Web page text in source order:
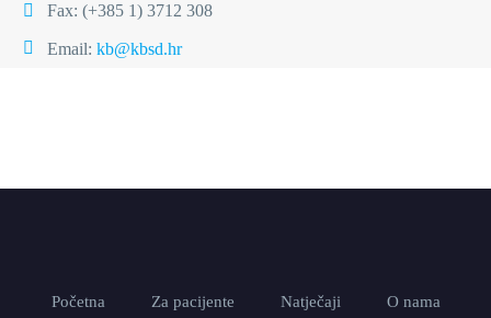
Fax: (+385 1) 3712 308
Email: kb@kbsd.hr
Početna Za pacijente Natječaji O nama